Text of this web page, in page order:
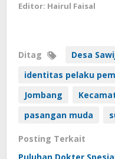
Editor: Hairul Faisal
Ditag Desa
identitas pelaku
Jombang
pasangan muda
Posting Terkait